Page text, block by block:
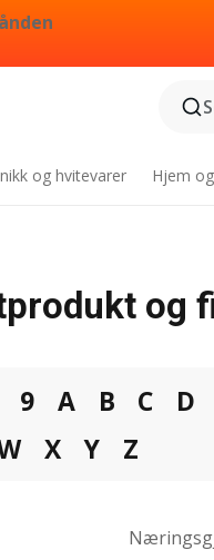
og hvitevarer Hjem
og
9 A B C D
X Y Z